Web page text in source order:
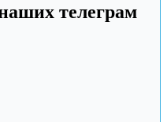
телеграм